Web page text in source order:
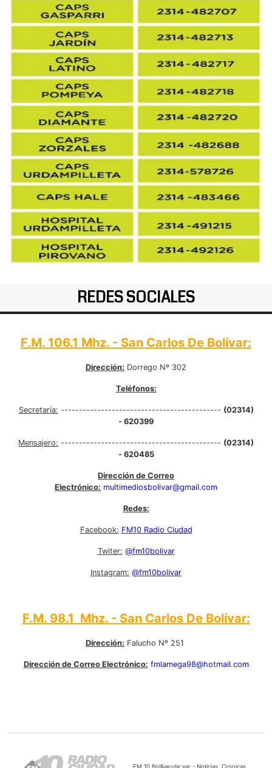
REDES SOCIALES
F.M. 106.1 Mhz. - San Carlos De Bolívar:
Dirección: Dorrego Nº 302
Teléfonos:
Secretaría: -------------------------------------------- (02314)
- 620399
Mensajero: -------------------------------------------- (02314)
- 620485
Dirección de Correo
Electrónico: multimediosbolivar@gmail.com
Redes:
Facebook: FM10 Radio Ciudad
Twiter: @fm10bolivar
Instagram: @fm10bolivar
F.M. 98.1 Mhz. - San Carlos De Bolívar:
Dirección: Falucho Nº 251
Dirección de Correo Electrónico: fmlamega98@hotmail.com